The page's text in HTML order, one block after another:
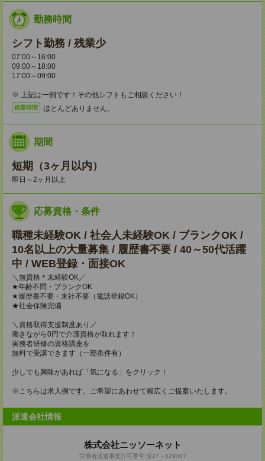
勤務時間
シフト勤務 / 残業少
07:00～16:00
09:00～18:00
17:00～09:00
※ 上記は一例です！その他シフトもご相談ください！
残業時間 ほとんどありません。
期間
短期（3ヶ月以内）
即日～2ヶ月以上
応募資格・条件
職種未経験OK / 社会人未経験OK / ブランクOK /
10名以上の大量募集 / 履歴書不要 / 40～50代活躍
中 / WEB登録・面接OK
＼無資格＊未経験OK／
★年齢不問・ブランクOK
★履歴書不要・来社不要（電話登録OK）
★社会保険完備
＼資格取得支援制度あり／
働きながら0円で介護資格が取れます！
実務者研修の資格講座を
無料で受講できます（一部条件有）
少しでも興味があれば「気になる」をクリック！
※こちらは求人例です。ご希望にあわせて幅広くご提案いたします。
派遣会社情報
株式会社ニッソーネット
労働者派遣事業許可番号:派27－029007